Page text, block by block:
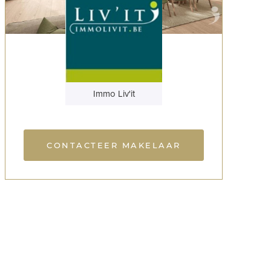
Immo Liv'it
CONTACTEER MAKELAAR